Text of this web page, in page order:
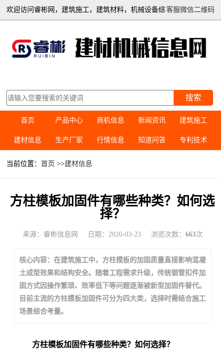
客服微信二维码
欢迎访问睿彬网，建筑施工，建筑材料，机械设备综
搜索
首页 产品中心 商机信息 新闻资讯 建筑施工
建材信息 生产厂家 行情信息 知道问答 专利技术
当前位置：首页 >>建材信息
方柱模板加固件有哪些种类？如何选
择？
来源：睿彬信息网 日期：2026-03-23 浏览次数： 663次
核心内容：在建筑施工中，方柱模板的加固质量直接影响混凝
土成型效果和结构安全。随着工程需求升级，传统钢管扣件加
固方式因操作繁琐、效率低下等问题逐渐被新型加固件替代。
目前主流的方柱模板加固件可分为四大类，选择时需结合施工
场景综合考量。
方柱模板加固件有哪些种类？如何选择？